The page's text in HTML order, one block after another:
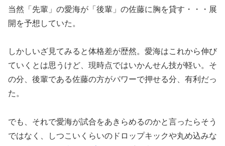
当然「先輩」の愛海が「後輩」の佐藤に胸を貸す・・・展
開を予想していた。
しかしいざ見てみると体格差が歴然。愛海はこれから伸び
ていくとは思うけど、現時点ではいかんせん技が軽い。そ
の分、後輩である佐藤の方がパワーで押せる分、有利だっ
た。
でも、それで愛海が試合をあきらめるのかと言ったらそう
ではなく、しつこいくらいのドロップキックや丸め込みな